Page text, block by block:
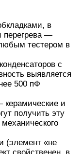
в
перегрева —
тестером в
с
выявляется
500 пФ
керамические и
получить эту
(элемент «не